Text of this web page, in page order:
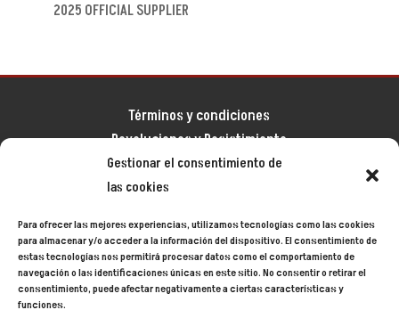
Gestionar el consentimiento de
las cookies
Para ofrecer las mejores experiencias, utilizamos tecnologías como las cookies
para almacenar y/o acceder a la información del dispositivo. El consentimiento de
estas tecnologías nos permitirá procesar datos como el comportamiento de
navegación o las identificaciones únicas en este sitio. No consentir o retirar el
consentimiento, puede afectar negativamente a ciertas características y
funciones.
2025 OFFICIAL SUPPLIER
Términos y condiciones
Devoluciones y Desistimiento
Aviso legal
Política de privacidad
Mapa del sitio
Siecycling